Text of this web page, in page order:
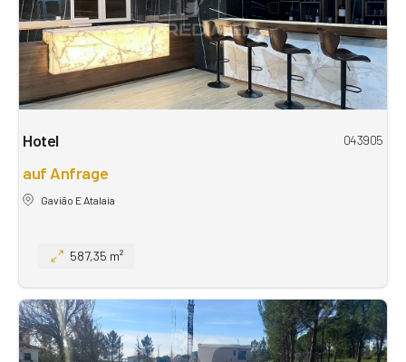
Hotel 043905
auf Anfrage
Gavião E Atalaia
587,35 m²